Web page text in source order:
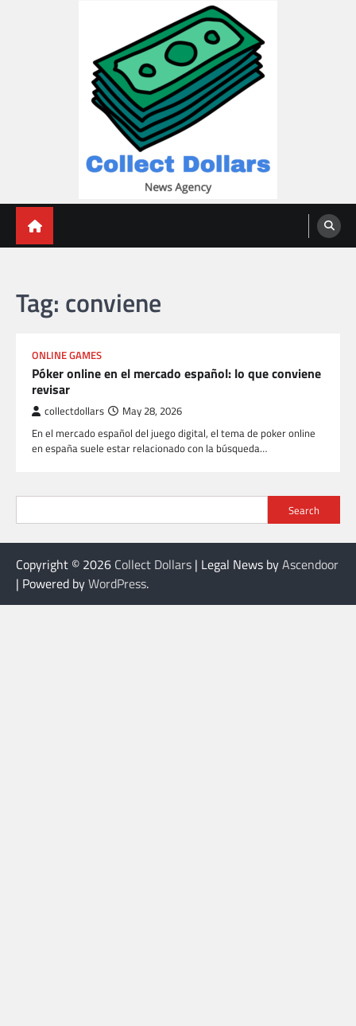
Tag: conviene
ONLINE GAMES
Póker online en el mercado español: lo que conviene
revisar
collectdollars May 28, 2026
En el mercado español del juego digital, el tema de poker online
en españa suele estar relacionado con la búsqueda…
Search
Copyright © 2026 Collect Dollars | Legal News byAscendoor
| Powered byWordPress.